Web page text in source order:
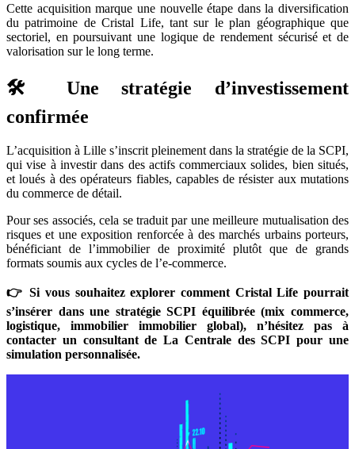
Cette acquisition marque une nouvelle étape dans la diversification
du patrimoine de Cristal Life, tant sur le plan géographique que
sectoriel, en poursuivant une logique de rendement sécurisé et de
valorisation sur le long terme.
🛠️ Une stratégie d’investissement
confirmée
L’acquisition à Lille s’inscrit pleinement dans la stratégie de la SCPI,
qui vise à investir dans des actifs commerciaux solides, bien situés,
et loués à des opérateurs fiables, capables de résister aux mutations
du commerce de détail.
Pour ses associés, cela se traduit par une meilleure mutualisation des
risques et une exposition renforcée à des marchés urbains porteurs,
bénéficiant de l’immobilier de proximité plutôt que de grands
formats soumis aux cycles de l’e-commerce.
👉 Si vous souhaitez explorer comment Cristal Life pourrait
s’insérer dans une stratégie SCPI équilibrée (mix commerce,
logistique, immobilier immobilier global), n’hésitez pas à
contacter un consultant de La Centrale des SCPI pour une
simulation personnalisée.